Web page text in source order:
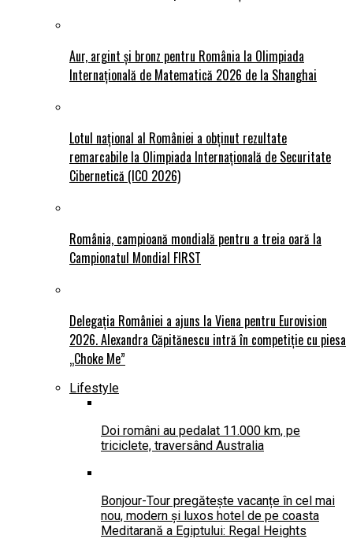
Aur, argint și bronz pentru România la Olimpiada
Internațională de Matematică 2026 de la Shanghai
Lotul național al României a obținut rezultate
remarcabile la Olimpiada Internațională de Securitate
Cibernetică (ICO 2026)
România, campioană mondială pentru a treia oară la
Campionatul Mondial FIRST
Delegația României a ajuns la Viena pentru Eurovision
2026. Alexandra Căpitănescu intră în competiție cu piesa
„Choke Me”
Lifestyle
Doi români au pedalat 11.000 km, pe
triciclete, traversând Australia
Bonjour-Tour pregătește vacanțe în cel mai
nou, modern și luxos hotel de pe coasta
Meditarană a Egiptului: Regal Heights